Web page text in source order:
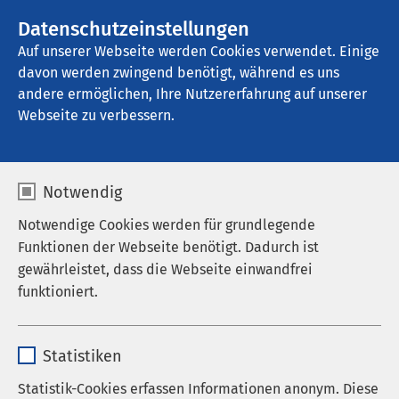
Datenschutzeinstellungen
Auf unserer Webseite werden Cookies verwendet. Einige
davon werden zwingend benötigt, während es uns
andere ermöglichen, Ihre Nutzererfahrung auf unserer
Webseite zu verbessern.
Notwendig
Notwendige Cookies werden für grundlegende
Funktionen der Webseite benötigt. Dadurch ist
gewährleistet, dass die Webseite einwandfrei
funktioniert.
Anbieter sgalinski
Statistiken
Statistik-Cookies erfassen Informationen anonym. Diese
AMEOS Klinikum für Forensische
Psychiatrie und Psychotherapie Osnabrück
Nachrichten
Datum von: Datum bis: